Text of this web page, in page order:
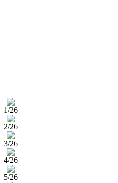
1/26
2/26
3/26
4/26
5/26